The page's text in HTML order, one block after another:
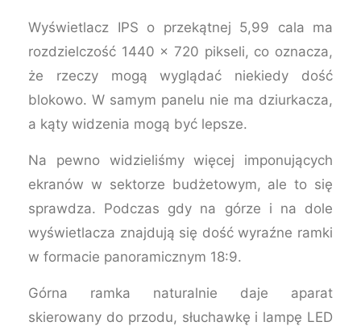
Wyświetlacz IPS o przekątnej 5,99 cala ma
rozdzielczość 1440 x 720 pikseli, co oznacza,
że rzeczy mogą wyglądać niekiedy dość
blokowo. W samym panelu nie ma dziurkacza,
a kąty widzenia mogą być lepsze.
Na pewno widzieliśmy więcej imponujących
ekranów w sektorze budżetowym, ale to się
sprawdza. Podczas gdy na górze i na dole
wyświetlacza znajdują się dość wyraźne ramki
w formacie panoramicznym 18:9.
Górna ramka naturalnie daje aparat
skierowany do przodu, słuchawkę i lampę LED